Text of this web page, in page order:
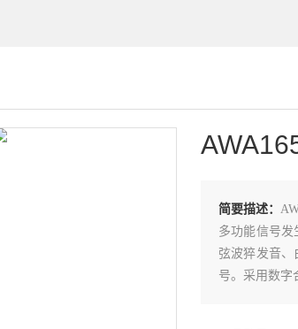
简要描述：
多功能信号发
弦波猝发音
号。采用数字